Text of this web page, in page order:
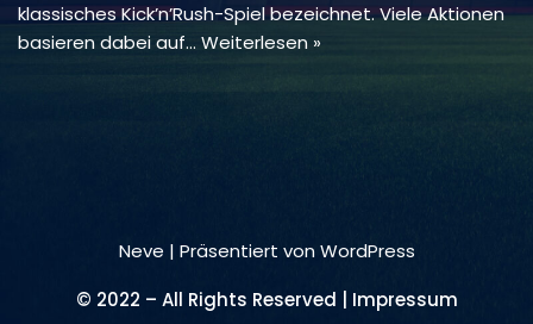
klassisches Kick’n’Rush-Spiel bezeichnet. Viele Aktionen
basieren dabei auf… Weiterlesen »
Neve | Präsentiert vonWordPress
© 2022 – All Rights Reserved | Impressum